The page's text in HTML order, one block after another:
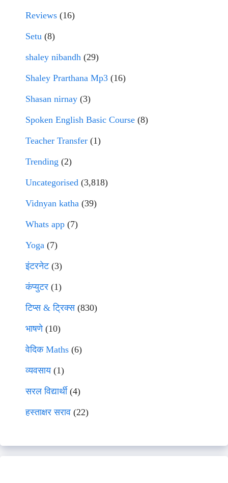
Reviews (16)
Setu (8)
shaley nibandh (29)
Shaley Prarthana Mp3 (16)
Shasan nirnay (3)
Spoken English Basic Course (8)
Teacher Transfer (1)
Trending (2)
Uncategorised (3,818)
Vidnyan katha (39)
Whats app (7)
Yoga (7)
इंटरनेट(3)
कंप्युटर (1)
टिप्स & ट्रिक्स(830)
भाषणे(10)
वेदिक Maths (6)
व्यवसाय(1)
सरल विद्यार्थी(4)
हस्ताक्षर सराव (22)